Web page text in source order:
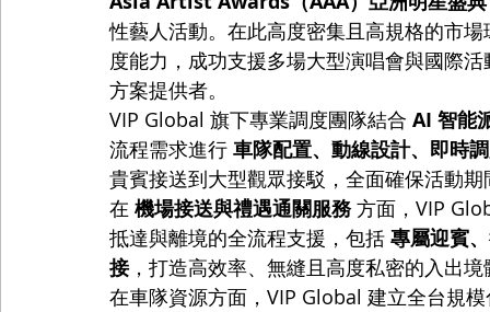
性藝人活動。在此高度密集且高規格的市
度能力，成功支援多場大型演唱會與國際
方案提供者。
VIP Global 旗下專業調度團隊結合 AI 智能
流程需求進行 車隊配置、動線設計、即時
貴賓接送到大型觀眾接駁，全面確保活動
在 機場接送與禮遇通關服務 方面，VIP
抵達與離境的全流程支援，包括 專屬迎賓
接，打造高效率、無縫且高度私密的入出境
在車隊資源方面，VIP Global 建立全台規